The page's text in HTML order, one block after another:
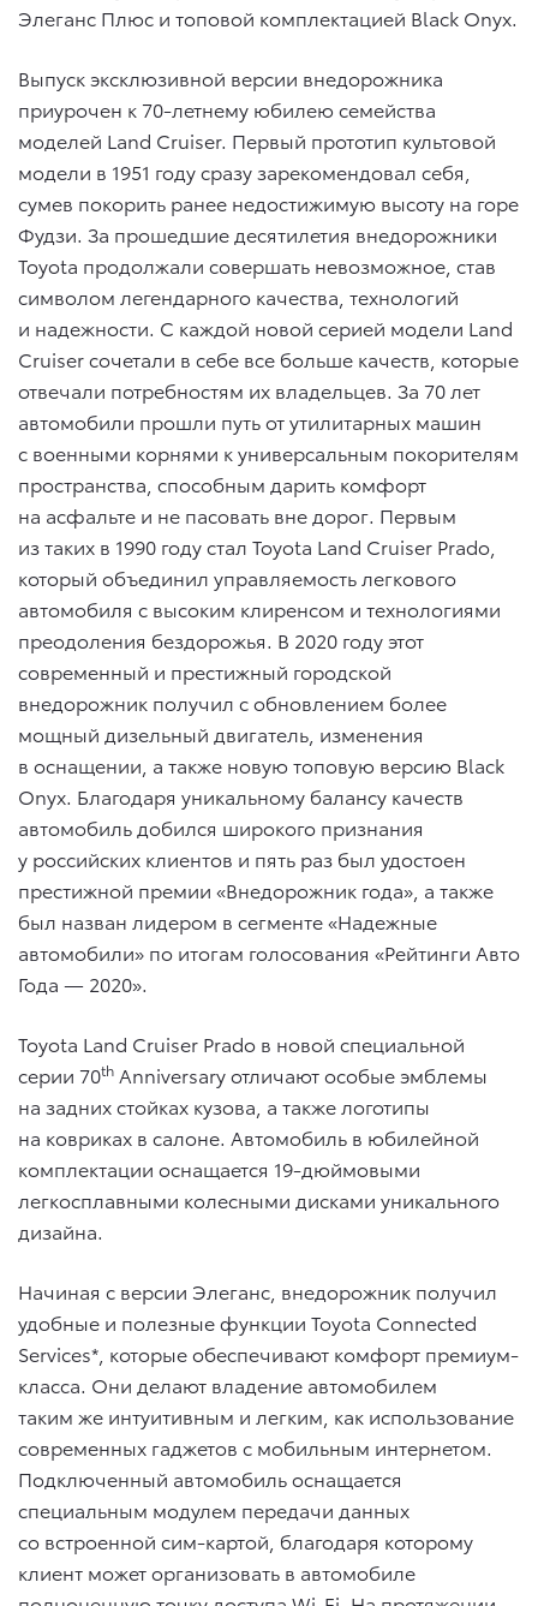
Элеганс Плюс и топовой комплектацией Black Onyx.
Выпуск эксклюзивной версии внедорожника
приурочен к 70-летнему юбилею семейства
моделей Land Cruiser. Первый прототип культовой
модели в 1951 году сразу зарекомендовал себя,
сумев покорить ранее недостижимую высоту на горе
Фудзи. За прошедшие десятилетия внедорожники
Toyota продолжали совершать невозможное, став
символом легендарного качества, технологий
и надежности. С каждой новой серией модели Land
Cruiser сочетали в себе все больше качеств, которые
отвечали потребностям их владельцев. За 70 лет
автомобили прошли путь от утилитарных машин
с военными корнями к универсальным покорителям
пространства, способным дарить комфорт
на асфальте и не пасовать вне дорог. Первым
из таких в 1990 году стал Toyota Land Cruiser Prado,
который объединил управляемость легкового
автомобиля c высоким клиренсом и технологиями
преодоления бездорожья. В 2020 году этот
современный и престижный городской
внедорожник получил с обновлением более
мощный дизельный двигатель, изменения
в оснащении, а также новую топовую версию Black
Onyx. Благодаря уникальному балансу качеств
автомобиль добился широкого признания
у российских клиентов и пять раз был удостоен
престижной премии «Внедорожник года», а также
был назван лидером в сегменте «Надежные
автомобили» по итогам голосования «Рейтинги Авто
Года — 2020».
Toyota Land Cruiser Prado в новой специальной
серии 70th Anniversary отличают особые эмблемы
на задних стойках кузова, а также логотипы
на ковриках в салоне. Автомобиль в юбилейной
комплектации оснащается 19-дюймовыми
легкосплавными колесными дисками уникального
дизайна.
Начиная с версии Элеганс, внедорожник получил
удобные и полезные функции Toyota Connected
Services*, которые обеспечивают комфорт премиум-
класса. Они делают владение автомобилем
таким же интуитивным и легким, как использование
современных гаджетов с мобильным интернетом.
Подключенный автомобиль оснащается
специальным модулем передачи данных
со встроенной сим-картой, благодаря которому
клиент может организовать в автомобиле